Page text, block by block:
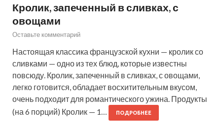
Кролик, запеченный в сливках, с
овощами
Оставьте комментарий
Настоящая классика французской кухни — кролик со
сливками — одно из тех блюд, которые известны
повсюду. Кролик, запеченный в сливках, с овощами,
легко готовится, обладает восхитительным вкусом,
очень подходит для романтического ужина. Продукты
(на 6 порций) Кролик — 1…
ПОДРОБНЕЕ